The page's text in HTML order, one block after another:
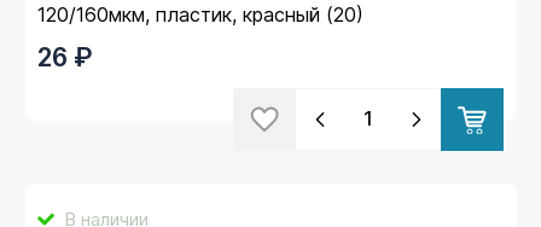
120/160мкм, пластик, красный (20)
26 ₽
В наличии